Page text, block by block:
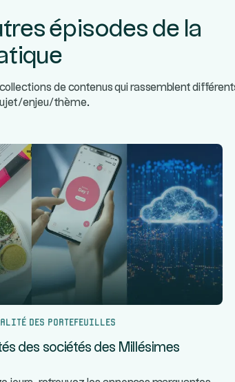
épisodes de la
de contenus qui rassemblent
enjeu/thème.
des portefeuilles
des sociétés des Millésimes